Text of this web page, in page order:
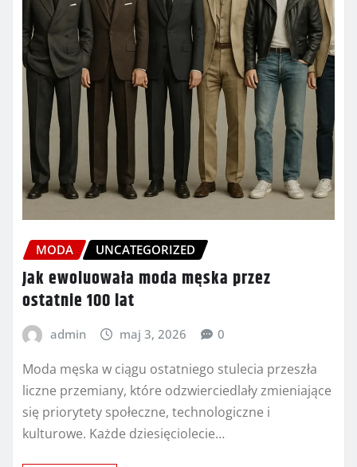
MODA UNCATEGORIZED
Jak ewoluowała moda męska przez
ostatnie 100 lat
admin maj 3, 2026 0
Moda męska w ciągu ostatniego stulecia przeszła
liczne przemiany, które odzwierciedlały zmieniające
się priorytety społeczne, technologiczne i
kulturowe. Każde dziesięciolecie…